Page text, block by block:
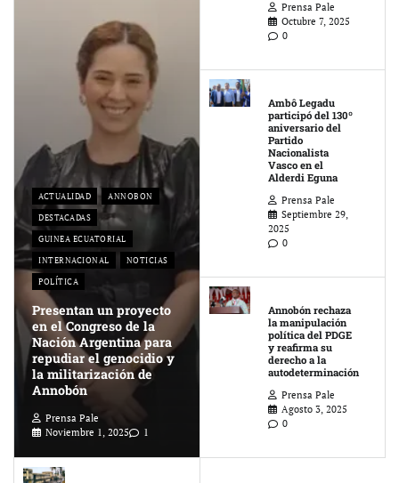
ACTUALIDAD
ANNOBON
DESTACADAS
GUINEA ECUATORIAL
INTERNACIONAL
NOTICIAS
POLÍTICA
Presentan un proyecto
en el Congreso de la
Nación Argentina para
repudiar el genocidio y
la militarización de
Annobón
Prensa Pale
Noviembre 1, 2025
1
Prensa Pale
Octubre 7, 2025
0
Ambô Legadu
participó del 130º
aniversario del
Partido
Nacionalista
Vasco en el
Alderdi Eguna
Prensa Pale
Septiembre 29,
2025
0
Annobón rechaza
la manipulación
política del PDGE
y reafirma su
derecho a la
autodeterminación
Prensa Pale
Agosto 3, 2025
0